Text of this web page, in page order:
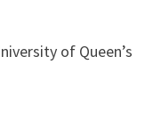
of Queen’s